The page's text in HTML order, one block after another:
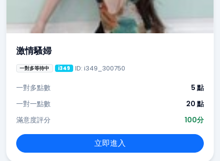
激情騷婦
一對多等待中 i349 ID: i349_300750
一對多點數
5 點
一對一點數
20 點
滿意度評分
100分
立即進入